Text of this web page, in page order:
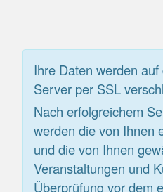
Ihre Daten werden
Server per SSL
Nach erfolgreichem
werden die von Ihnen
und die von Ihnen
Veranstaltungen und
Überprüfung vor dem